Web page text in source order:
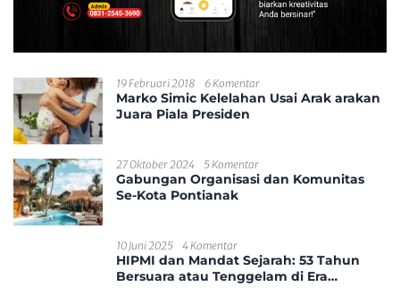
19 Februari 2018 6 Komentar
Marko Simic Kelelahan Usai Arak arakan
Juara Piala Presiden
27 Oktober 2024 5 Komentar
Gabungan Organisasi dan Komunitas
Se-Kota Pontianak
10 Juni 2025 4 Komentar
HIPMI dan Mandat Sejarah: 53 Tahun
Bersuara atau Tenggelam di Era